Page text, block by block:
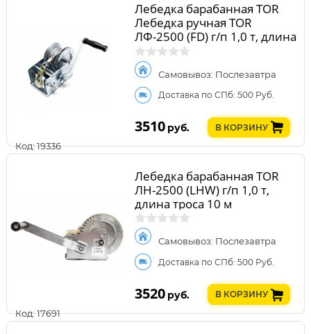
Код: 19336
Лебедка барабанная TOR
Лебедка ручная TOR
ЛФ-2500 (FD) г/п 1,0 т, длина
троса 20 м
Самовывоз: Послезавтра
Доставка по СПб: 500 Руб.
3510 руб. В КОРЗИНУ
Код: 17691
Лебедка барабанная TOR
ЛН-2500 (LHW) г/п 1,0 т,
длина троса 10 м
Самовывоз: Послезавтра
Доставка по СПб: 500 Руб.
3520 руб. В КОРЗИНУ